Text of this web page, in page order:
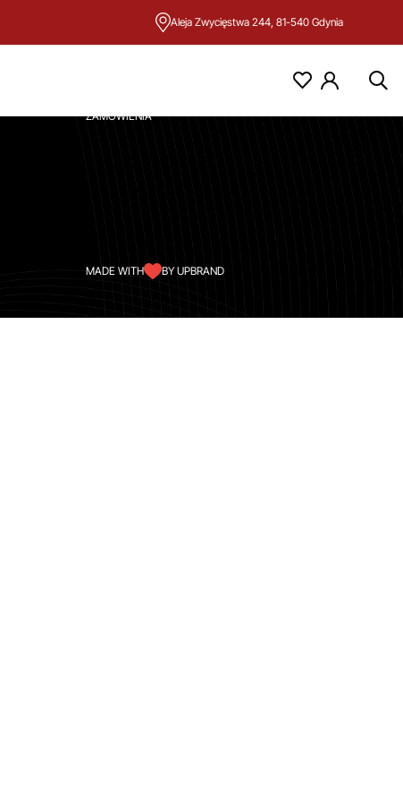
Aleja Zwycięstwa 244, 81-540 Gdynia
ZAMÓWIENIA
MADE WITH BY UPBRAND